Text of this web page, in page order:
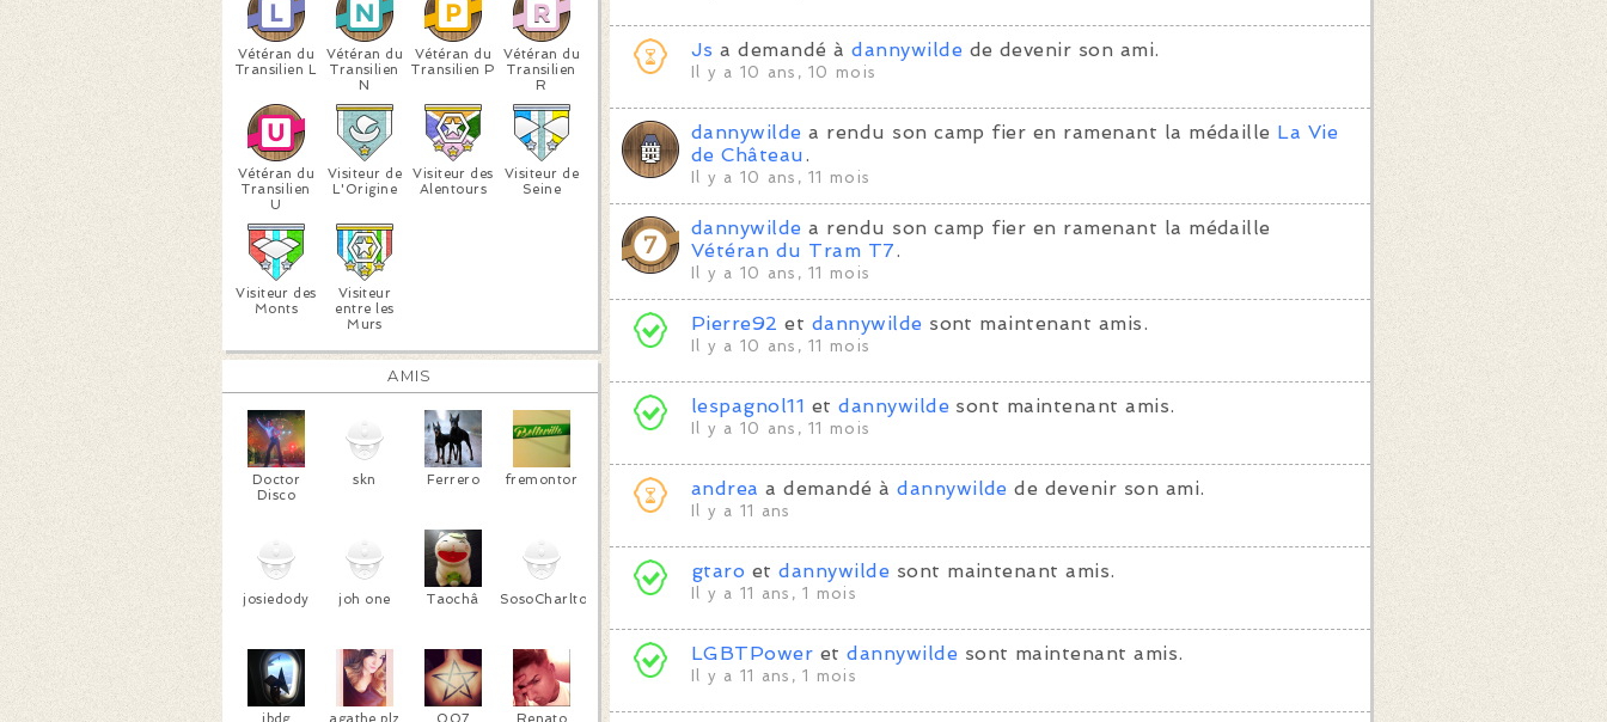
Vétéran du
Transilien L
Vétéran du
Transilien
N
Vétéran du
Transilien P
Vétéran du
Transilien
R
Vétéran du
Transilien
U
Visiteur de
L'Origine
Visiteur des
Alentours
Visiteur de
Seine
Visiteur des
Monts
Visiteur
entre les
Murs
AMIS
Doctor
Disco
skn Ferrero fremontor
josiedody joh one Taochâ SosoCharlton
jbdg agathe plz 007 Renato
Js a demandé àdannywilde de devenir son ami.
Il y a 10 ans, 10 mois
dannywilde a rendu son camp fier en ramenant la médaille La Vie
de Château.
Il y a 10 ans, 11 mois
dannywilde a rendu son camp fier en ramenant la médaille
Vétéran du Tram T7.
Il y a 10 ans, 11 mois
Pierre92 et dannywilde sont maintenant amis.
Il y a 10 ans, 11 mois
lespagnol11 etdannywilde sont maintenant amis.
Il y a 10 ans, 11 mois
andrea a demandé àdannywilde de devenir son ami.
Il y a 11 ans
gtaro etdannywilde sont maintenant amis.
Il y a 11 ans, 1 mois
LGBTPower etdannywilde sont maintenant amis.
Il y a 11 ans, 1 mois